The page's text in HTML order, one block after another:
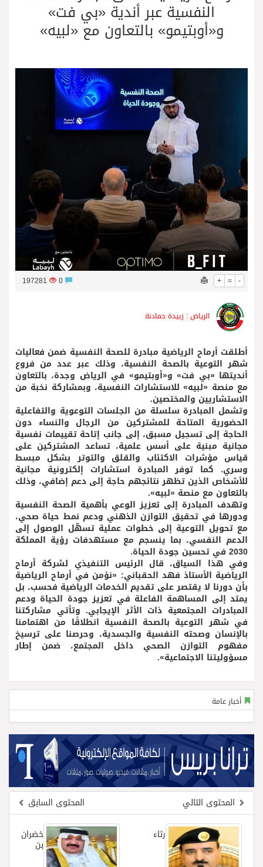
النفسية عبر أندية «بي فت»
و«أوبتيمو» بالتعاون مع «لبيه»
+ = -
197281
الرياض : زبيدة حمادنة
أطلقت أرماح الرياضية مبادرة للصحة النفسية ضمن فعاليات
شهر التوعية بالصحة النفسية، وذلك عبر عدد من فروع
أنديتها «بي فت» و«أوبتيمو» في الرياض وجدة، بالتعاون
مع منصة «لبيه» للاستشارات النفسية، وبمشاركة نخبة من
الاستشاريين والمختصين.
وتشمل المبادرة سلسلة من الجلسات التوعوية والتفاعلية
الحضورية المتاحة للمشتركين من الرجال والنساء دون
الحاجة إلى تسجيل مسبق، إلى جانب إتاحة تقييمات نفسية
مجانية مبنية على أسس علمية، تساعد المشتركين على
قياس مؤشرات الاكتئاب والقلق والتوتر بشكل مبسط
وسري. كما توفر المبادرة استشارات إلكترونية مجانية
للأشخاص الذين تظهر نتائجهم حاجة إلى دعم إضافي، وذلك
بالتعاون مع منصة «لبيه».
وتهدف المبادرة إلى تعزيز الوعي بأهمية الصحة النفسية
ودورها في تحقيق التوازن الذهني ودعم نمط حياة صحي،
مع تحويل التوعية إلى خطوات عملية تسهّل الوصول إلى
الدعم النفسي، بما ينسجم مع مستهدفات رؤية المملكة
2030 في تحسين جودة الحياة.
وفي هذا السياق، قال الرئيس التنفيذي لشركة أرماح
الرياضية الأستاذ فهد الحقباني: «نؤمن في أرماح الرياضية
بأن دورنا لا يقتصر على تقديم الخدمات الرياضية فحسب، بل
يمتد إلى المساهمة الفاعلة في تعزيز جودة الحياة ودعم
المبادرات المجتمعية ذات الأثر الإيجابي. وتأتي مشاركتنا
في شهر التوعية بالصحة النفسية انطلاقًا من اهتمامنا
بالإنسان وصحته النفسية والجسدية، وحرصنا على ترسيخ
مفهوم التوازن الصحي داخل المجتمع، ضمن إطار
مسؤوليتنا الاجتماعية».
أخبار عامة
المحتوى السابق
المحتوى التالي
خضران
بن
رثاء